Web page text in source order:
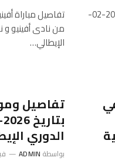
تفاصيل مباراة غو أهيد إيغيلز و هيرنفين يلتقى اليوم 2026-02-
من نادى أفينيو و
الإيطالي…
تفاصيل
الدوري
بواسطة ADMIN